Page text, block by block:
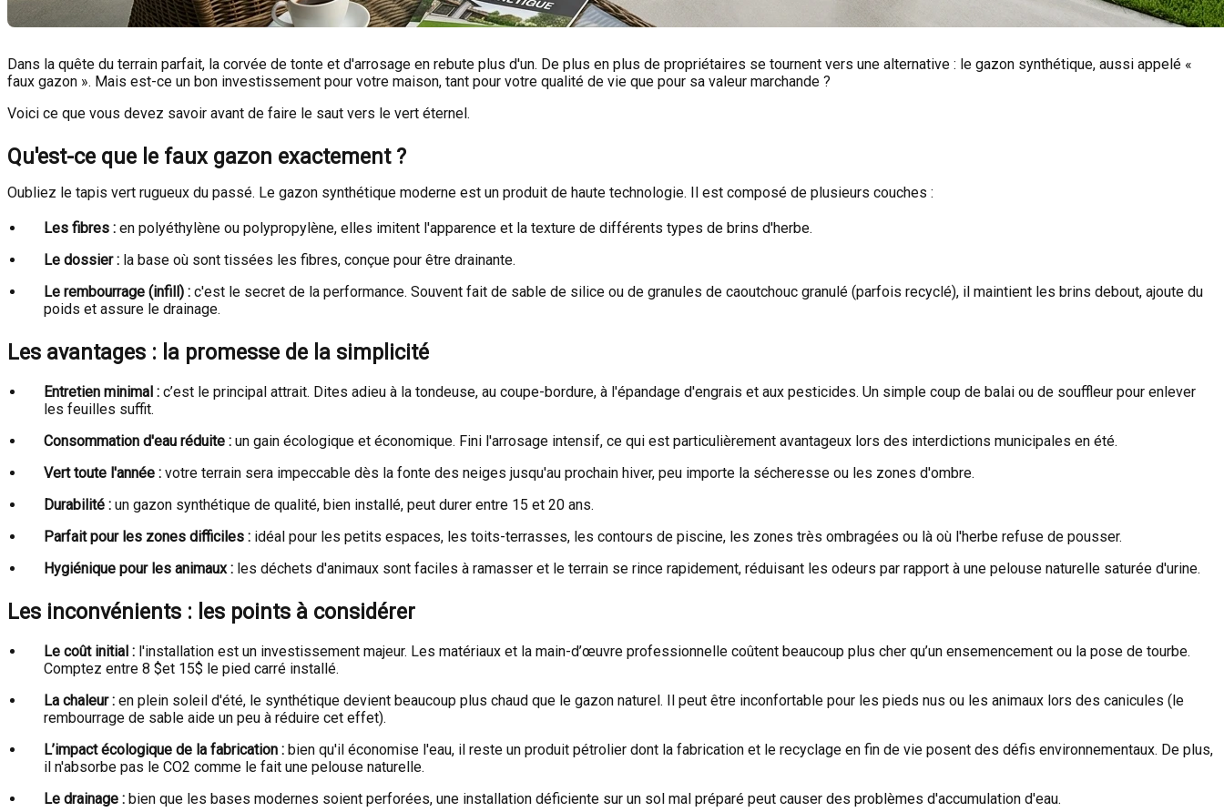
Dans la quête du terrain parfait, la corvée de tonte et d'arrosage en rebute plus d'un. De plus en plus de propriétaires se tournent vers une alternative : le gazon synthétique, aussi appelé «
faux gazon ». Mais est-ce un bon investissement pour votre maison, tant pour votre qualité de vie que pour sa valeur marchande ?
Voici ce que vous devez savoir avant de faire le saut vers le vert éternel.
Qu'est-ce que le faux gazon exactement ?
Oubliez le tapis vert rugueux du passé. Le gazon synthétique moderne est un produit de haute technologie. Il est composé de plusieurs couches :
Les fibres : en polyéthylène ou polypropylène, elles imitent l'apparence et la texture de différents types de brins d'herbe.
Le dossier : la base où sont tissées les fibres, conçue pour être drainante.
Le rembourrage (infill) : c'est le secret de la performance. Souvent fait de sable de silice ou de granules de caoutchouc granulé (parfois recyclé), il maintient les brins debout, ajoute du
poids et assure le drainage.
Les avantages : la promesse de la simplicité
Entretien minimal : c’est le principal attrait. Dites adieu à la tondeuse, au coupe-bordure, à l'épandage d'engrais et aux pesticides. Un simple coup de balai ou de souffleur pour enlever
les feuilles suffit.
Consommation d'eau réduite : un gain écologique et économique. Fini l'arrosage intensif, ce qui est particulièrement avantageux lors des interdictions municipales en été.
Vert toute l'année : votre terrain sera impeccable dès la fonte des neiges jusqu'au prochain hiver, peu importe la sécheresse ou les zones d'ombre.
Durabilité : un gazon synthétique de qualité, bien installé, peut durer entre 15 et 20 ans.
Parfait pour les zones difficiles : idéal pour les petits espaces, les toits-terrasses, les contours de piscine, les zones très ombragées ou là où l'herbe refuse de pousser.
Hygiénique pour les animaux : les déchets d'animaux sont faciles à ramasser et le terrain se rince rapidement, réduisant les odeurs par rapport à une pelouse naturelle saturée d'urine.
Les inconvénients : les points à considérer
Le coût initial : l'installation est un investissement majeur. Les matériaux et la main-d’œuvre professionnelle coûtent beaucoup plus cher qu’un ensemencement ou la pose de tourbe.
Comptez entre 8 $et 15$ le pied carré installé.
La chaleur : en plein soleil d'été, le synthétique devient beaucoup plus chaud que le gazon naturel. Il peut être inconfortable pour les pieds nus ou les animaux lors des canicules (le
rembourrage de sable aide un peu à réduire cet effet).
L’impact écologique de la fabrication : bien qu'il économise l'eau, il reste un produit pétrolier dont la fabrication et le recyclage en fin de vie posent des défis environnementaux. De plus,
il n'absorbe pas le CO2 comme le fait une pelouse naturelle.
Le drainage : bien que les bases modernes soient perforées, une installation déficiente sur un sol mal préparé peut causer des problèmes d'accumulation d'eau.